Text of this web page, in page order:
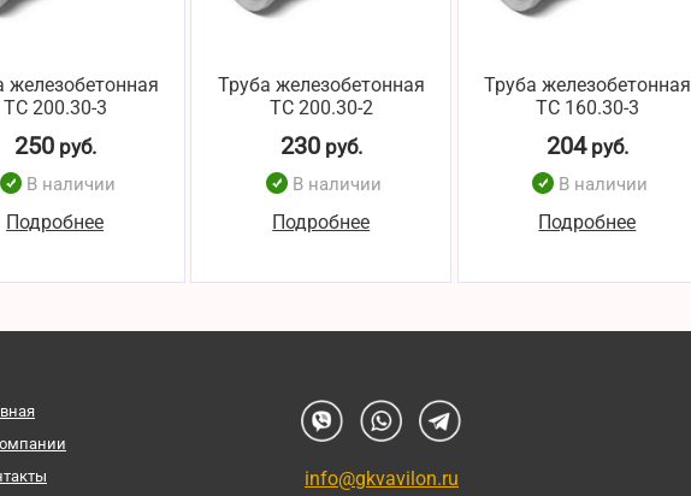
железобетонная
ТС 200.30-3
250руб.
В наличии
Подробнее
Труба железобетонная
ТС 200.30-2
230руб.
В наличии
Подробнее
Труба железобетонная
ТС 160.30-3
204руб.
В наличии
Подробнее
info@gkvavilon.ru